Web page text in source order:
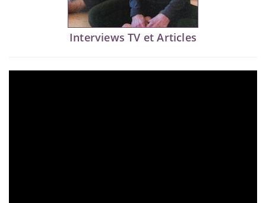
Interviews TV et Articles